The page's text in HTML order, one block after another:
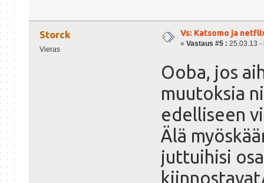
Storck
Vieras
Vs: Katsomo ja
« Vastaus #5 : 25.03.13 -
Ooba, jos
muutoksia
edelliseen
Älä
juttuihisi